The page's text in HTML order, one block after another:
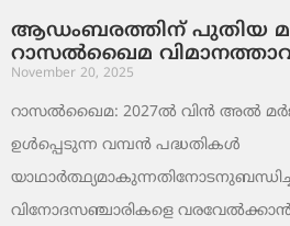
ആഡംബരത്തിന് പുതിയ
റാസൽഖൈമ
November 20, 2025
റാസൽഖൈമ: 2027ൽ വിൻ അൽ
ഉൾപ്പെടുന്ന വമ്പൻ പദ്ധതികൾ
വിനോദസഞ്ചാരികളെ